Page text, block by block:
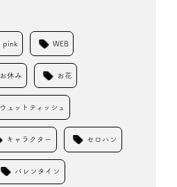
pink WEB
お休み お花
ウェットティッシュ
キャラクター セロハン
バレンタイン